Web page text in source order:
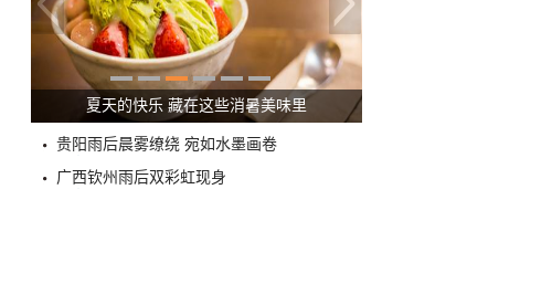
夏天的快乐 藏在这些消暑美味里
贵阳雨后晨雾缭绕 宛如水墨画卷
广西钦州雨后双彩虹现身